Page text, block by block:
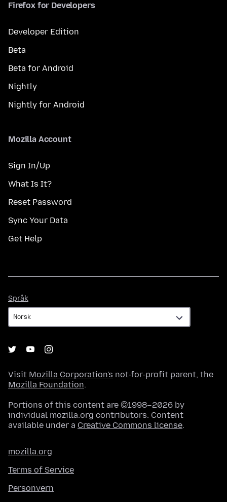
Firefox for Developers
Developer Edition
Beta
Beta for Android
Nightly
Nightly for Android
Mozilla Account
Sign In/Up
What Is It?
Reset Password
Sync Your Data
Get Help
Språk
Visit Mozilla Corporation's not-for-profit parent, the
Mozilla Foundation.
Portions of this content are ©1998–2026 by
individual mozilla.org contributors. Content
available under a Creative Commons license.
mozilla.org
Terms of Service
Personvern